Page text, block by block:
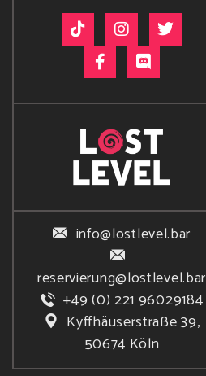
info@lostlevel.bar
reservierung@lostlevel.bar
+49 (0) 221 96029184
Kyffhäuserstraße 39,
50674 Köln